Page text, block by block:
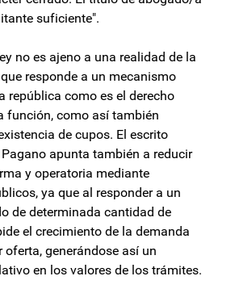
suficiente".
no es ajeno a una realidad de la
responde a un mecanismo
república como es el derecho
función, como así también
de cupos. El escrito
apunta también a reducir
y operatoria mediante
ya que al responder a un
de determinada cantidad de
el crecimiento de la demanda
oferta, generándose así un
en los valores de los trámites.